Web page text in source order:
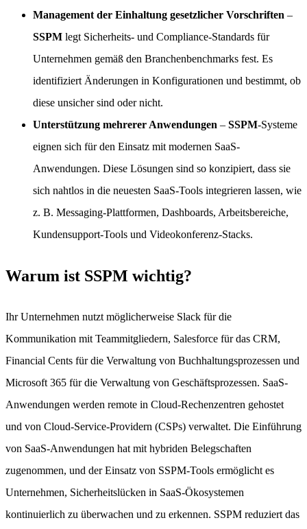
Management der Einhaltung gesetzlicher Vorschriften –
SSPM legt Sicherheits- und Compliance-Standards für
Unternehmen gemäß den Branchenbenchmarks fest. Es
identifiziert Änderungen in Konfigurationen und bestimmt, ob
diese unsicher sind oder nicht.
Unterstützung mehrerer Anwendungen – SSPM-Systeme
eignen sich für den Einsatz mit modernen SaaS-
Anwendungen. Diese Lösungen sind so konzipiert, dass sie
sich nahtlos in die neuesten SaaS-Tools integrieren lassen, wie
z. B. Messaging-Plattformen, Dashboards, Arbeitsbereiche,
Kundensupport-Tools und Videokonferenz-Stacks.
Warum ist SSPM wichtig?
Ihr Unternehmen nutzt möglicherweise Slack für die
Kommunikation mit Teammitgliedern, Salesforce für das CRM,
Financial Cents für die Verwaltung von Buchhaltungsprozessen und
Microsoft 365 für die Verwaltung von Geschäftsprozessen. SaaS-
Anwendungen werden remote in Cloud-Rechenzentren gehostet
und von Cloud-Service-Providern (CSPs) verwaltet. Die Einführung
von SaaS-Anwendungen hat mit hybriden Belegschaften
zugenommen, und der Einsatz von SSPM-Tools ermöglicht es
Unternehmen, Sicherheitslücken in SaaS-Ökosystemen
kontinuierlich zu überwachen und zu erkennen. SSPM reduziert das